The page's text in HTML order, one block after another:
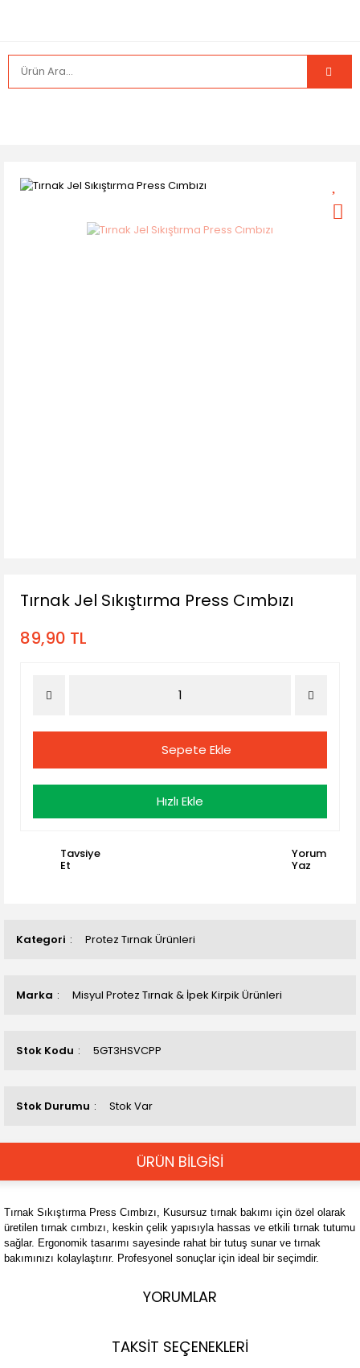
Kategori Protez Tırnak Ürünleri
Marka Misyul Protez Tırnak & İpek Kirpik Ürünleri
Stok Kodu 5GT3HSVCPP
Stok Durumu Stok Var
Tırnak Jel Sıkıştırma Press Cımbızı
89,90 TL
Sepete Ekle
Hızlı Ekle
Tavsiye
Et
Yorum
Yaz
ÜRÜN BİLGİSİ
Tırnak Sıkıştırma Press Cımbızı, Kusursuz tırnak bakımı için özel olarak
üretilen tırnak cımbızı, keskin çelik yapısıyla hassas ve etkili tırnak tutumu
sağlar. Ergonomik tasarımı sayesinde rahat bir tutuş sunar ve tırnak
bakımınızı kolaylaştırır. Profesyonel sonuçlar için ideal bir seçimdir.
YORUMLAR
TAKSİT SEÇENEKLERİ